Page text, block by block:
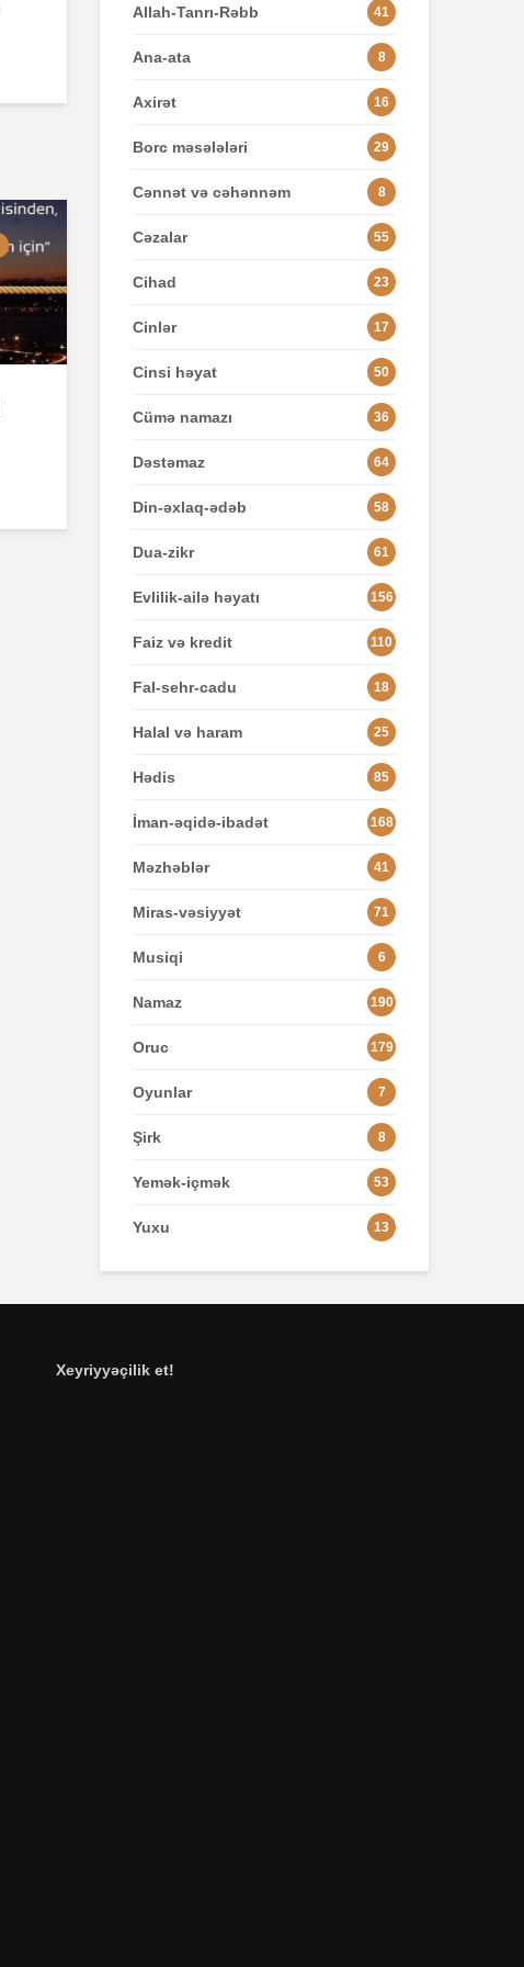
Allah-Tanrı-Rəbb 41
Ana-ata 8
Axirət 16
Borc məsələləri 29
Cənnət və cəhənnəm 8
Cəzalar 55
Cihad 23
Cinlər 17
Cinsi həyat 50
Cümə namazı 36
Dəstəmaz 64
Din-əxlaq-ədəb 58
Dua-zikr 61
Evlilik-ailə həyatı 156
Faiz və kredit 110
Fal-sehr-cadu 18
Halal və haram 25
Hədis 85
İman-əqidə-ibadət 168
Məzhəblər 41
Miras-vəsiyyət 71
Musiqi 6
Namaz 190
Oruc 179
Oyunlar 7
Şirk 8
Yemək-içmək 53
Yuxu 13
Xeyriyyəçilik et!